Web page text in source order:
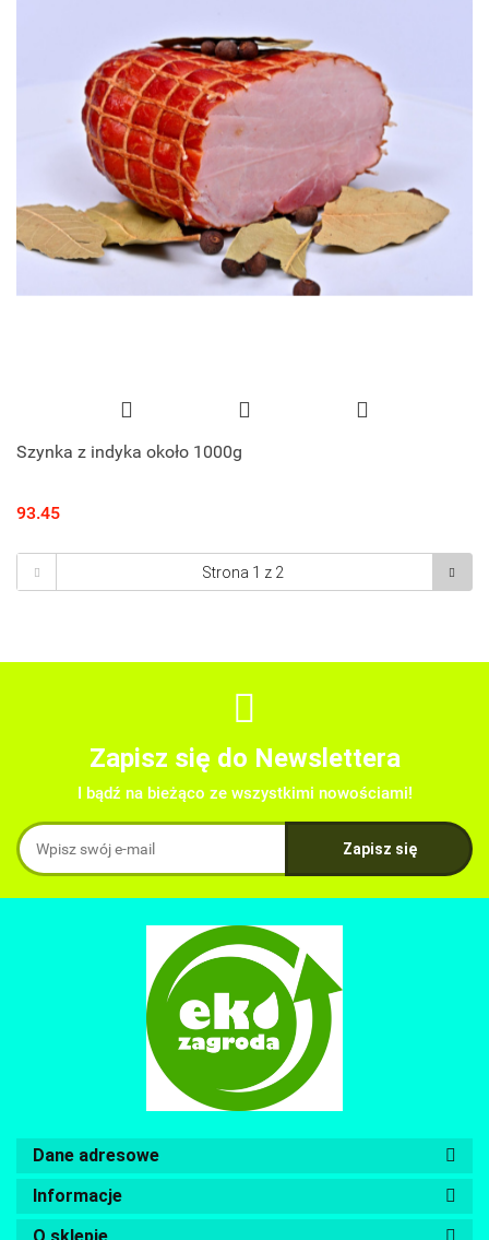
Szynka z indyka około 1000g
93.45
Zapisz się do Newslettera
I bądź na bieżąco ze wszystkimi nowościami!
Dane adresowe
Informacje
O sklepie